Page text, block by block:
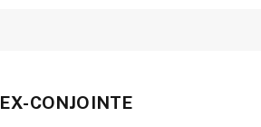
EX-CONJOINTE